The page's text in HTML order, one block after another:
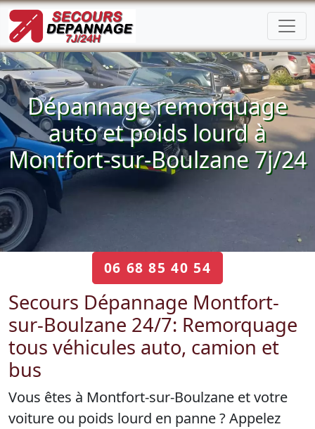
Dépannage remorquage
auto et poids lourd à
Montfort-sur-Boulzane 7j/24
06 68 85 40 54
Secours Dépannage Montfort-
sur-Boulzane 24/7: Remorquage
tous véhicules auto, camion et
bus
Vous êtes à Montfort-sur-Boulzane et votre
voiture ou poids lourd en panne ? Appelez